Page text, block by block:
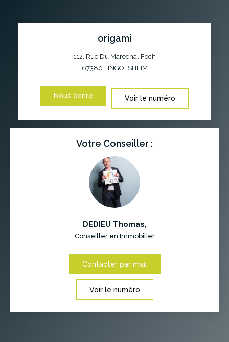
origami
112, Rue Du Maréchal Foch
67380 LINGOLSHEIM
Nous écrire Voir le numéro
Votre Conseiller :
DEDIEU Thomas,
Conseiller en Immobilier
Contacter par mail
Voir le numéro